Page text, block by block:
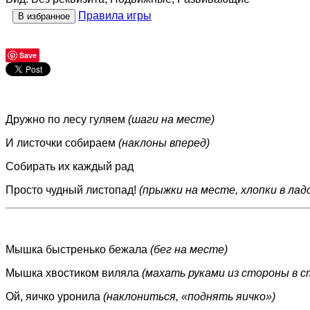
В избранное Правила игры
Save
Дружно по лесу гуляем (шаги на месте)
И листочки собираем (наклоны вперед)
Собирать их каждый рад
Просто чудный листопад! (прыжки на месте, хлопки в
Мышка быстренько бежала (бег на месте)
Мышка хвостиком виляла (махать руками из стороны в
Ой, яичко уронила (наклониться, «поднять яичко»)